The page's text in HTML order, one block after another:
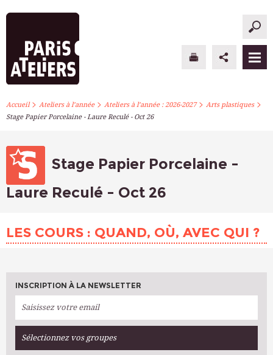
PARIS ATELIERS
ATELIERS À L’ANNÉE
STAGES PONCTUELS
S’INSCRIRE
Accueil> Ateliers à l’année> Ateliers à l’année : 2026-2027> Arts plastiques>
Stage Papier Porcelaine - Laure Reculé - Oct 26
Stage Papier Porcelaine -
Laure Reculé - Oct 26
LES COURS : QUAND, OÙ, AVEC QUI ?
INSCRIPTION À LA NEWSLETTER
Sélectionnez vos groupes